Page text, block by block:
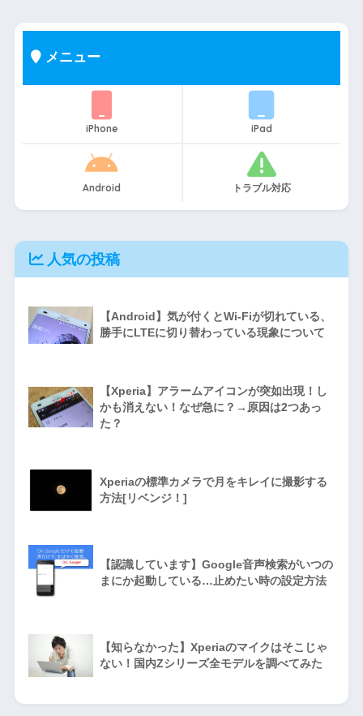
メニュー
iPhone iPad
Android トラブル対応
人気の投稿
【Android】気が付くとWi-Fiが切れている、
勝手にLTEに切り替わっている現象について
【Xperia】アラームアイコンが突如出現！し
かも消えない！なぜ急に？→原因は2つあっ
た？
Xperiaの標準カメラで月をキレイに撮影する
方法[リベンジ！]
【認識しています】Google音声検索がいつの
まにか起動している…止めたい時の設定方法
【知らなかった】Xperiaのマイクはそこじゃ
ない！国内Zシリーズ全モデルを調べてみた